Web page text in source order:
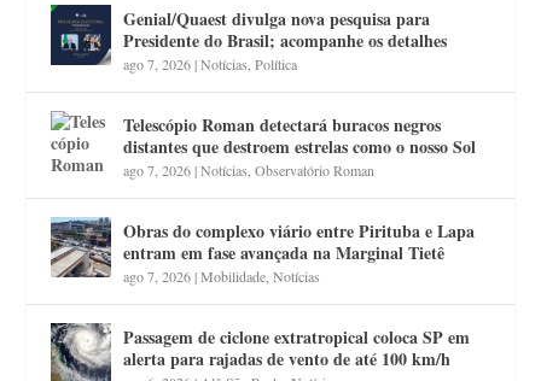
Genial/Quaest divulga nova pesquisa para
Presidente do Brasil; acompanhe os detalhes
ago 7, 2026|Notícias ,Política
Telescópio Roman detectará buracos negros
distantes que destroem estrelas como o nosso Sol
ago 7, 2026|Notícias ,Observatório Roman
Obras do complexo viário entre Pirituba e Lapa
entram em fase avançada na Marginal Tietê
ago 7, 2026|Mobilidade ,Notícias
Passagem de ciclone extratropical coloca SP em
alerta para rajadas de vento de até 100 km/h